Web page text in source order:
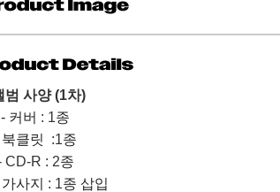
범 사양(1차)
- 커버 : 1종
북클릿 :1종
CD-R : 2종
사지 : 1종 삽입